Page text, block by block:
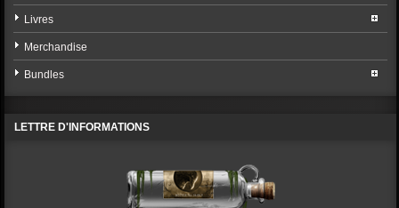
Livres
Merchandise
Bundles
LETTRE D'INFORMATIONS